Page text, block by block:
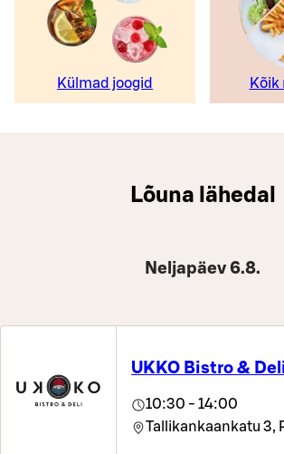
Külmad joogid Kõik
Lõuna lähedal
Neljapäev 6.8.
UKKO Bistro &
10:30 - 14:00
Tallikankaankatu 3,